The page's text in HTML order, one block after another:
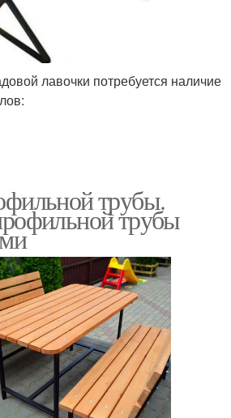
лавочки потребуется наличие
трубы.
трубы